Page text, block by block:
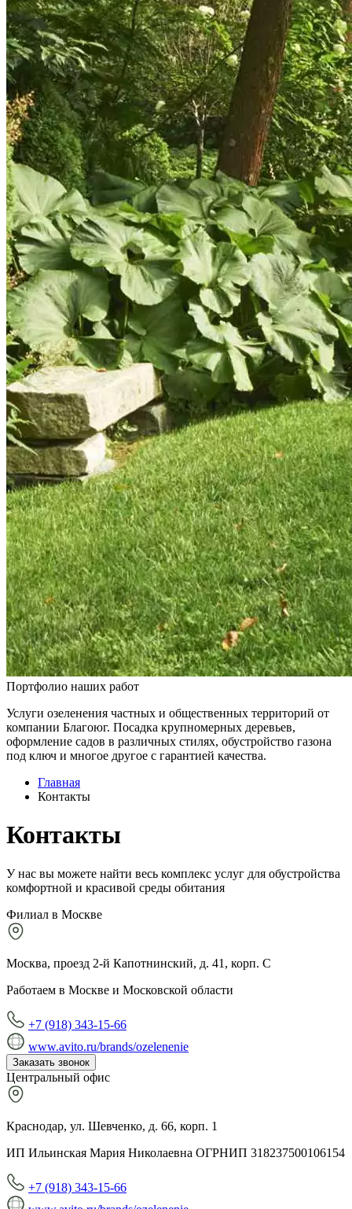
Портфолио наших работ
Услуги озеленения частных и общественных территорий от
компании Благоюг. Посадка крупномерных деревьев,
оформление садов в различных стилях, обустройство газона
под ключ и многое другое с гарантией качества.
Главная
Контакты
Контакты
У нас вы можете найти весь комплекс услуг для обустройства
комфортной и красивой среды обитания
Филиал в Москве
Москва, проезд 2-й Капотнинский, д. 41, корп. С
Работаем в Москве и Московской области
+7 (918) 343-15-66
www.avito.ru/brands/ozelenenie
Заказать звонок
Центральный офис
Краснодар, ул. Шевченко, д. 66, корп. 1
ИП Ильинская Мария Николаевна ОГРНИП 318237500106154
+7 (918) 343-15-66